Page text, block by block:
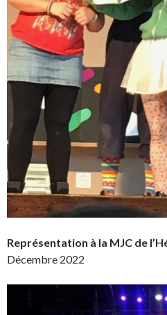
Représentation à la MJC de
Décembre 2022